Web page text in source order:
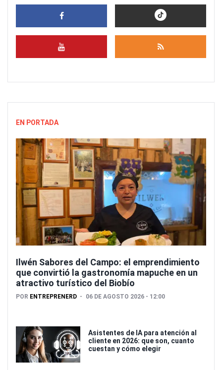
EN PORTADA
Ilwén Sabores del Campo: el emprendimiento
que convirtió la gastronomía mapuche en un
atractivo turístico del Biobío
POR ENTREPRENERD 06 DE AGOSTO 2026 - 12:00
Asistentes de IA para atención al
cliente en 2026: que son, cuanto
cuestan y cómo elegir